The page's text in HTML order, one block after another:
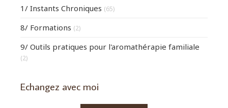
1/ Instants Chroniques (65)
8/ Formations (2)
9/ Outils pratiques pour l'aromathérapie familiale
(2)
Echangez avec moi